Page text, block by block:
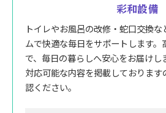
彩和設備
トイレやお風呂の改修・蛇口交換
ムで快適な毎日をサポートします
で、毎日の暮らしへ安心をお届けし
対応可能な内容を掲載しておりま
認ください。